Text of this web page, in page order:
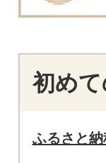
初め
ふるさと